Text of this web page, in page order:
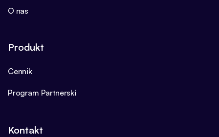
O nas
Produkt
Cennik
Program Partnerski
Kontakt